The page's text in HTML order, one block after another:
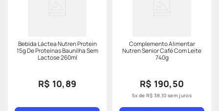
Bebida Láctea Nutren Protein
15g De Proteínas Baunilha Sem
Lactose 260ml
R$ 10,89
Complemento Alimentar
Nutren Senior Café Com Leite
740g
R$ 190,50
5x deR$ 38,10 sem juros